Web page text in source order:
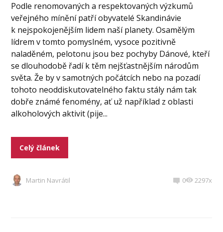
Podle renomovaných a respektovaných výzkumů
veřejného mínění patří obyvatelé Skandinávie
k nejspokojenějším lidem naší planety. Osamělým
lídrem v tomto pomyslném, vysoce pozitivně
naladěném, pelotonu jsou bez pochyby Dánové, kteří
se dlouhodobě řadí k těm nejšťastnějším národům
světa. Že by v samotných počátcích nebo na pozadí
tohoto neoddiskutovatelného faktu stály nám tak
dobře známé fenomény, ať už například z oblasti
alkoholových aktivit (pije...
Celý článek
Martin Navrátil 0 2297x